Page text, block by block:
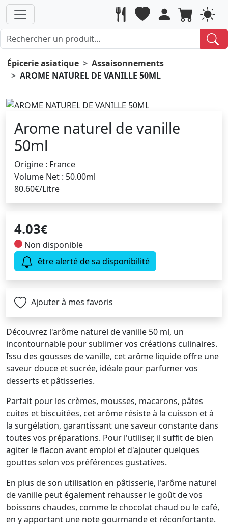
Épicerie asiatique
Assaisonnements
AROME NATUREL DE VANILLE 50ML
Arome naturel de vanille
50ml
Origine : France
Volume Net : 50.00ml
80.60€/Litre
4.03€
Non disponible
être alerté de sa disponibilité
Ajouter à mes favoris
Découvrez l'arôme naturel de vanille 50 ml, un
incontournable pour sublimer vos créations culinaires.
Issu des gousses de vanille, cet arôme liquide offre une
saveur douce et sucrée, idéale pour parfumer vos
desserts et pâtisseries.
Parfait pour les crèmes, mousses, macarons, pâtes
cuites et biscuitées, cet arôme résiste à la cuisson et à
la surgélation, garantissant une saveur constante dans
toutes vos préparations. Pour l'utiliser, il suffit de bien
agiter le flacon avant emploi et d'ajouter quelques
gouttes selon vos préférences gustatives.
En plus de son utilisation en pâtisserie, l'arôme naturel
de vanille peut également rehausser le goût de vos
boissons chaudes, comme le chocolat chaud ou le café,
en y apportant une note gourmande et réconfortante.